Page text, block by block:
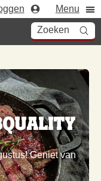
Menu
Zoeken
Geniet van